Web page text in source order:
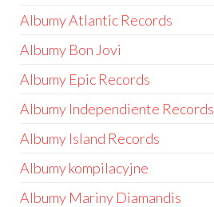
Albumy Atlantic Records
Albumy Bon Jovi
Albumy Epic Records
Albumy Independiente Records
Albumy Island Records
Albumy kompilacyjne
Albumy Mariny Diamandis